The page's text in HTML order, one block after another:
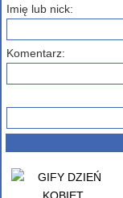
Imię lub nick:
Komentarz: